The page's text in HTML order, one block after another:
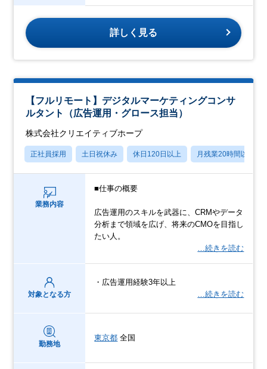
詳しく見る
【フルリモート】デジタルマーケティングコンサ
ルタント（広告運用・グロース担当）
株式会社クリエイティブホープ
正社員採用 土日祝休み 休日120日以上 月残業20時間以内
業務内容
■仕事の概要
広告運用のスキルを武器に、CRMやデータ
分析まで領域を広げ、将来のCMOを目指し
たい人。
…続きを読む
対象となる方
・広告運用経験3年以上
…続きを読む
勤務地
東京都 全国